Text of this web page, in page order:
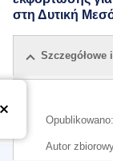
στη Δυτική
Opublikowano:
Autor